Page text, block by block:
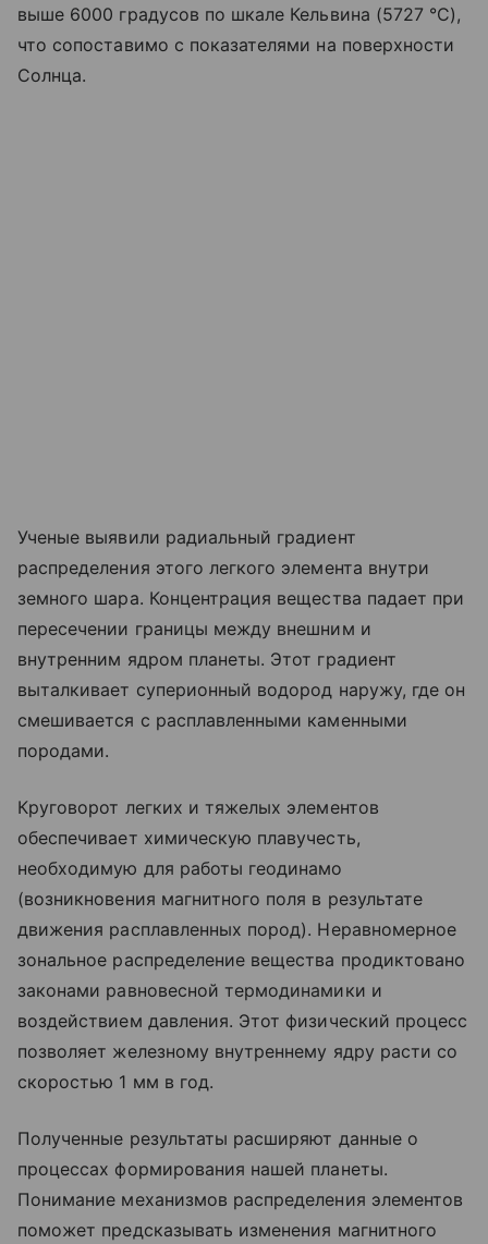
выше 6000 градусов по шкале Кельвина (5727 °C),
что сопоставимо с показателями на поверхности
Солнца.
Ученые выявили радиальный градиент
распределения этого легкого элемента внутри
земного шара. Концентрация вещества падает при
пересечении границы между внешним и
внутренним ядром планеты. Этот градиент
выталкивает суперионный водород наружу, где он
смешивается с расплавленными каменными
породами.
Круговорот легких и тяжелых элементов
обеспечивает химическую плавучесть,
необходимую для работы геодинамо
(возникновения магнитного поля в результате
движения расплавленных пород). Неравномерное
зональное распределение вещества продиктовано
законами равновесной термодинамики и
воздействием давления. Этот физический процесс
позволяет железному внутреннему ядру расти со
скоростью 1 мм в год.
Полученные результаты расширяют данные о
процессах формирования нашей планеты.
Понимание механизмов распределения элементов
поможет предсказывать изменения магнитного